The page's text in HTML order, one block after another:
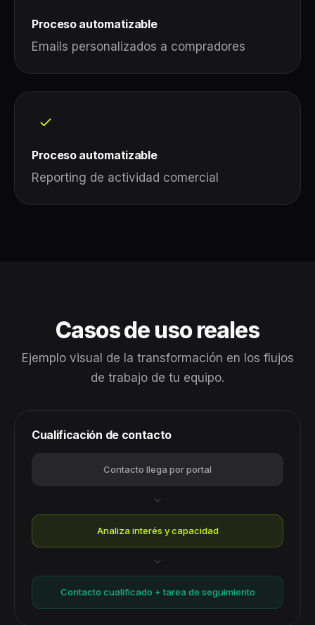
Proceso automatizable
Emails personalizados a compradores
Proceso automatizable
Reporting de actividad comercial
Casos de uso reales
Ejemplo visual de la transformación en los flujos
de trabajo de tu equipo.
Cualificación de contacto
Contacto llega por portal
Analiza interés y capacidad
Contacto cualificado + tarea de seguimiento